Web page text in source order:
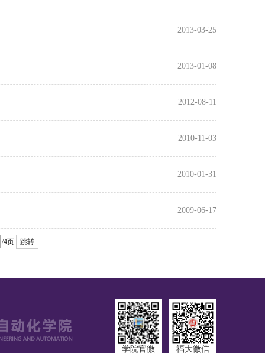
2013-03-25
2013-01-08
2012-08-11
2010-11-03
2010-01-31
2009-06-17
/4页 跳转
学院官微
福大微信